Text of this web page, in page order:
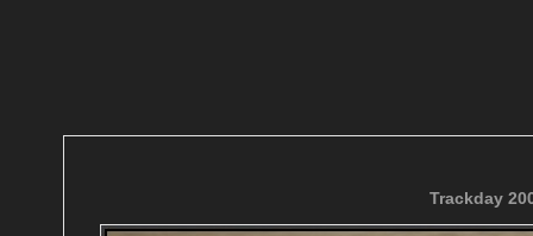
Trackday